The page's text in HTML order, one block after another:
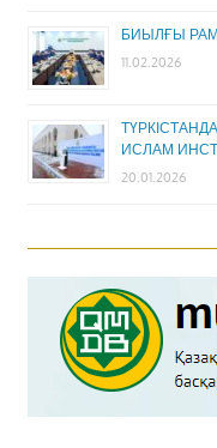
БИЫЛҒЫ
11.02.2026
ИСЛАМ
20.01.2026